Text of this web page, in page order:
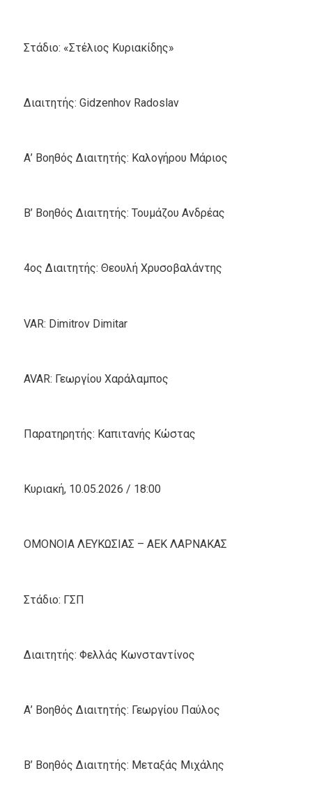
Στάδιο: «Στέλιος Κυριακίδης»
Διαιτητής: Gidzenhov Radoslav
Α’ Βοηθός Διαιτητής: Καλογήρου Μάριος
Β’ Βοηθός Διαιτητής: Τουμάζου Ανδρέας
4ος Διαιτητής: Θεουλή Χρυσοβαλάντης
VAR: Dimitrov Dimitar
AVAR: Γεωργίου Χαράλαμπος
Παρατηρητής: Καπιτανής Κώστας
Κυριακή, 10.05.2026 / 18:00
ΟΜΟΝΟΙΑ ΛΕΥΚΩΣΙΑΣ – ΑΕΚ ΛΑΡΝΑΚΑΣ
Στάδιο: ΓΣΠ
Διαιτητής: Φελλάς Κωνσταντίνος
Α’ Βοηθός Διαιτητής: Γεωργίου Παύλος
Β’ Βοηθός Διαιτητής: Μεταξάς Μιχάλης